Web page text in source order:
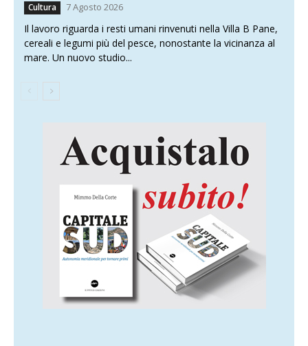
Cultura 7 Agosto 2026
Il lavoro riguarda i resti umani rinvenuti nella Villa B Pane,
cereali e legumi più del pesce, nonostante la vicinanza al
mare. Un nuovo studio...